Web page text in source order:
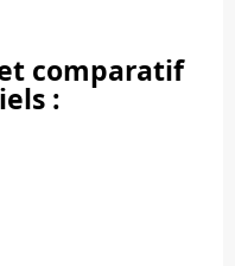
comparatif
: